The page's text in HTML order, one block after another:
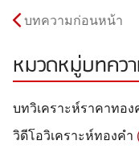
บทความก่อนหน้า
หมวดหมู่บทคว
บทวิเคราะห์ราคาทอง
วิดีโอวิเคราะห์ทองคำ